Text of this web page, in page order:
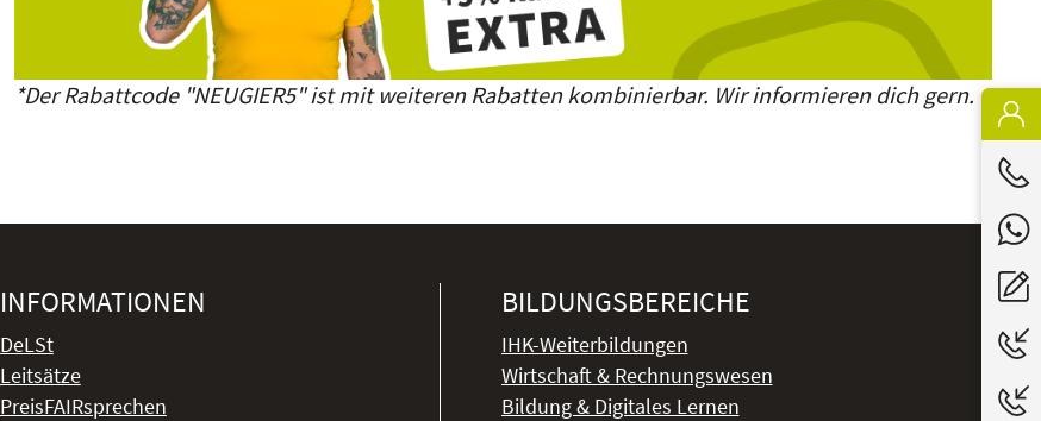
*Der Rabattcode "NEUGIER5" ist mit weiteren Rabatten kombinierbar. Wir informieren dich gern.
INFORMATIONEN
DeLSt
Leitsätze
PreisFAIRsprechen
BILDUNGSBEREICHE
IHK-Weiterbildungen
Wirtschaft & Rechnungswesen
Bildung & Digitales Lernen